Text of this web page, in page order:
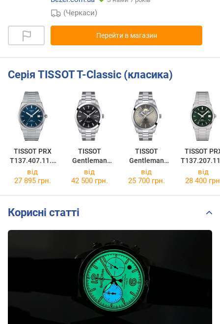
(Черкаси)
Перейти в магазин
Серія TISSOT T-Classic (класика)
TISSOT PRX
T137.407.11.0
41.00
TISSOT
Gentleman
Powermatic 80
Silicium
51.00
TISSOT
Gentleman
Powermatic 80
T127.407.11.0
TISSOT
91.00
від
27 895 грн.
від
42 500 грн.
від
25 700 грн.
від
28 400
Корисні статті